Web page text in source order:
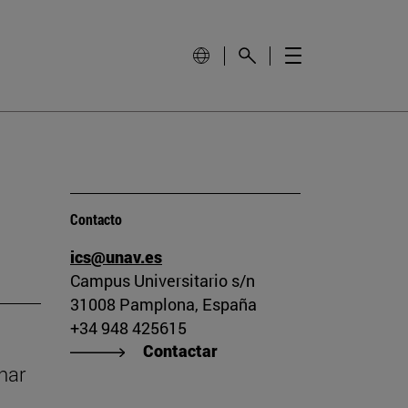
Contacto
ics@unav.es
Campus Universitario s/n
31008 Pamplona, España
+34 948 425615
Contactar